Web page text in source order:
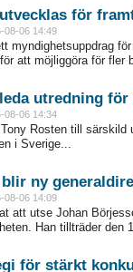
för
08-06 14:49
myndighetsuppdrag
att möjliggöra för fler
utredning
08-06 14:34
Rosten till
i Sverige...
ny
08-06 14:09
att utse Johan
Han tillträder den
för stärkt